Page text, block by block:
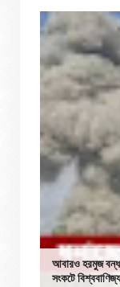
আবারও হরমুজ বন্ধ
সংকটে